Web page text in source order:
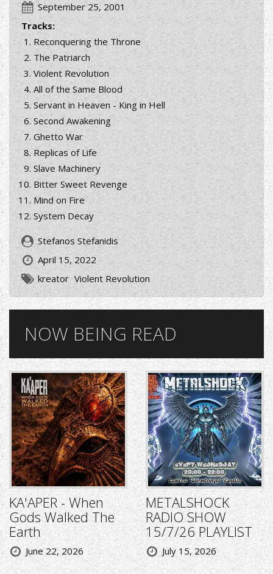
September 25, 2001
Tracks:
Reconquering the Throne
The Patriarch
Violent Revolution
All of the Same Blood
Servant in Heaven - King in Hell
Second Awakening
Ghetto War
Replicas of Life
Slave Machinery
Bitter Sweet Revenge
Mind on Fire
System Decay
Stefanos Stefanidis
April 15, 2022
kreator Violent Revolution
NOW BEING READ
KA'APER - When
Gods Walked The
Earth
June 22, 2026
METALSHOCK
RADIO SHOW
15/7/26 PLAYLIST
July 15, 2026